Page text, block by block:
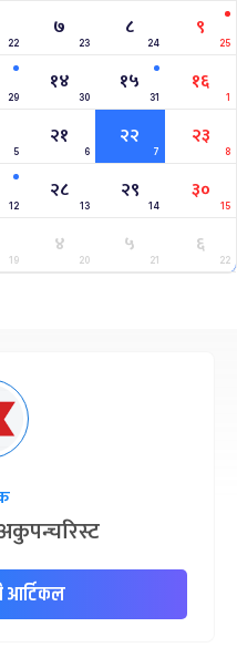
22
७
23
८
24
९
25
29
१४
30
१५
31
१६
1
5
२१
6
२२
7
२३
8
12
२८
13
२९
14
३०
15
19
४
20
५
21
६
22